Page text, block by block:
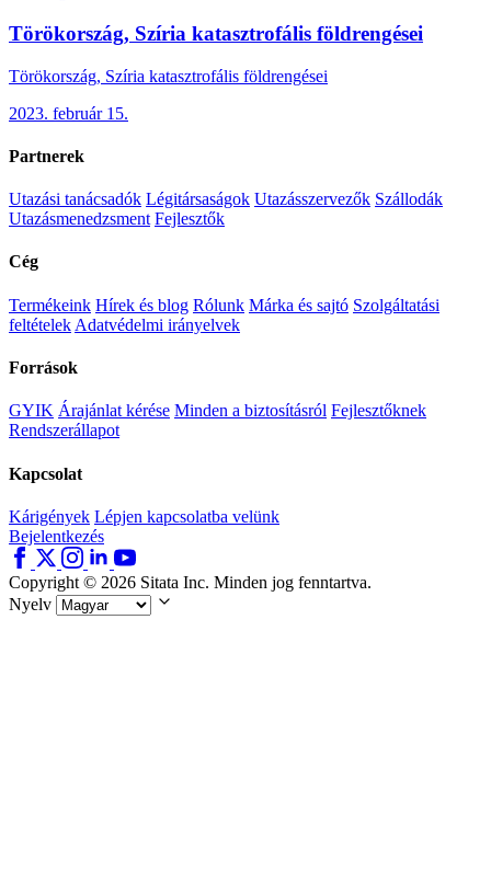
Törökország, Szíria katasztrofális földrengései
Törökország, Szíria katasztrofális földrengései
2023. február 15.
Partnerek
Utazási tanácsadók Légitársaságok Utazásszervezők Szállodák
Utazásmenedzsment Fejlesztők
Cég
Termékeink Hírek és blog Rólunk Márka és sajtó Szolgáltatási
feltételek Adatvédelmi irányelvek
Források
GYIK Árajánlat kérése Minden a biztosításról Fejlesztőknek
Rendszerállapot
Kapcsolat
Kárigények Lépjen kapcsolatba velünk
Bejelentkezés
Copyright © 2026 Sitata Inc. Minden jog fenntartva.
Nyelv